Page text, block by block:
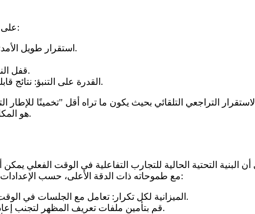
يطالب المبدعون بالتماسك عبر الدقائق، وليس فقط الثواني. يركز Odyssey 2 Pro على:
استقرار طويل الأمد: الحفاظ على هوية الموضوع وسلامة المجموعة على مدى تسلسلات ممتدة.
قفل النمط: الحفاظ على الإضاءة ولوحة الألوان والشعور السينمائي عبر الاختلافات.
القدرة على التنبؤ: نتائج قابلة للتكرار من المطالبات والإعدادات المسبقة حتى تتمكن الفرق من التعاون.
للقصة". Odyssey 2 Pro هو المكان الذي تلتقي فيه هذه التطورات البحثية باحتياجات الإنتاج.
يختلف Odyssey 2 Pro، مع طموحاته ذات الدقة الأعلى، حسب الإعدادات والدقة وتعقيد الجلسة. للفرق التي تخطط لاستخدام الإنتاج:
الميزانية لكل تكرار: تعامل مع الجلسات في الوقت الفعلي كمسرح افتراضي - احجز وقتًا وحدد الأهداف والتقط لقطات البطل.
استخدم الإعدادات المسبقة: باستخدام Odyssey 2 Pro، قم بتأمين ملفات تعريف المظهر لتجنب إعادة صياغة الأساسيات.